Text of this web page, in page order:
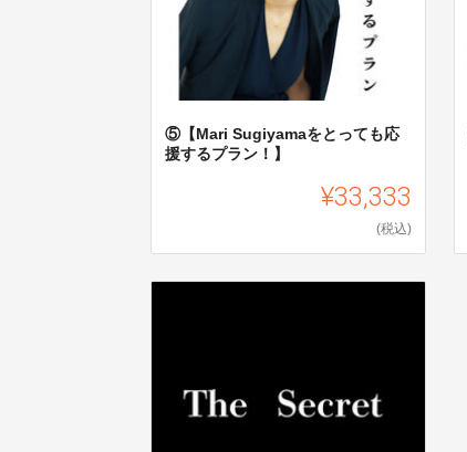
⑤【Mari Sugiyamaをとっても応
援するプラン！】
¥33,333
(税込)